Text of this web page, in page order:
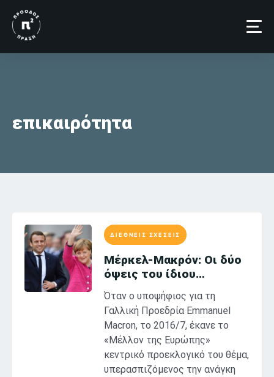
content
επικαιρότητα
ΔΙΕΘΝΕΙΣ ΣΧΕΣΕΙΣ
Μέρκελ-Μακρόν: Οι δύο
όψεις του ίδιου
πολιτικού πραγματισμού
Όταν ο υποψήφιος για τη
Γαλλική Προεδρία Emmanuel
Macron, το 2016/7, έκανε το
«Μέλλον της Ευρώπης»
κεντρικό προεκλογικό του θέμα,
υπερασπιζόμενος την ανάγκη